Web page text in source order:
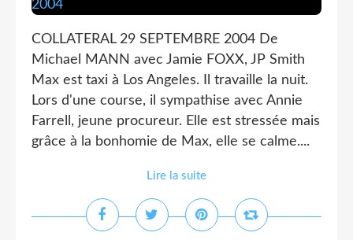
COLLATERAL 29 SEPTEMBRE 2004 De
Michael MANN avec Jamie FOXX, JP Smith
Max est taxi à Los Angeles. Il travaille la nuit.
Lors d'une course, il sympathise avec Annie
Farrell, jeune procureur. Elle est stressée mais
grâce à la bonhomie de Max, elle se calme....
Lire la suite